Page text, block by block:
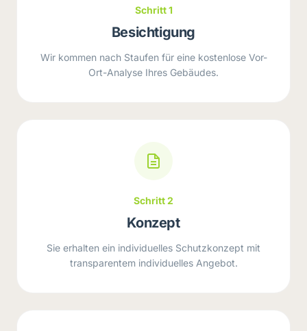
Schritt 1
Besichtigung
Wir kommen nach Staufen für eine kostenlose Vor-
Ort-Analyse Ihres Gebäudes.
Schritt 2
Konzept
Sie erhalten ein individuelles Schutzkonzept mit
transparentem individuelles Angebot.